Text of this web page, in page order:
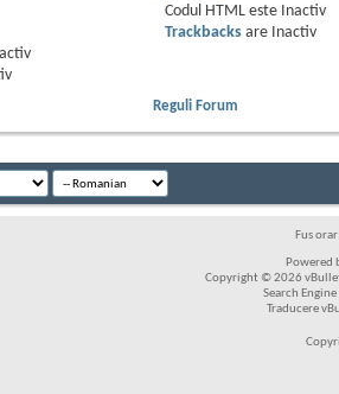
Codul HTML este
Inactiv
Trackbacksare
Inactiv
Reguli Forum
Fus
Powered
Copyright © 2026
Search
Traducere